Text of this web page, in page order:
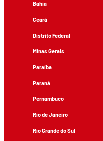
Bahia
Ceará
Distrito Federal
Minas Gerais
Paraíba
Paraná
Pernambuco
Rio de Janeiro
Rio Grande do Sul